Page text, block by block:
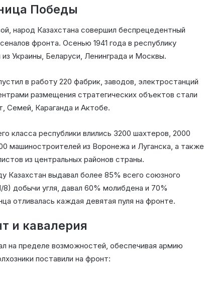
Победы
народ Казахстана совершил беспрецедентный
фронта. Осенью 1941 года в республику
Украины, Беларуси, Ленинграда и Москвы.
в работу 220 фабрик, заводов, электростанций
размещения стратегических объектов стали
Семей, Караганда и Актобе.
класса республики влились 3200 шахтеров, 2000
машиностроителей из Воронежа и Луганска, а также
из центральных районов страны.
Казахстан выдавал более 85% всего союзного
добычи угля, давал 60% молибдена и 70%
отливалась каждая девятая пуля на фронте.
и кавалерия
на пределе возможностей, обеспечивая армию
поставили на фронт: